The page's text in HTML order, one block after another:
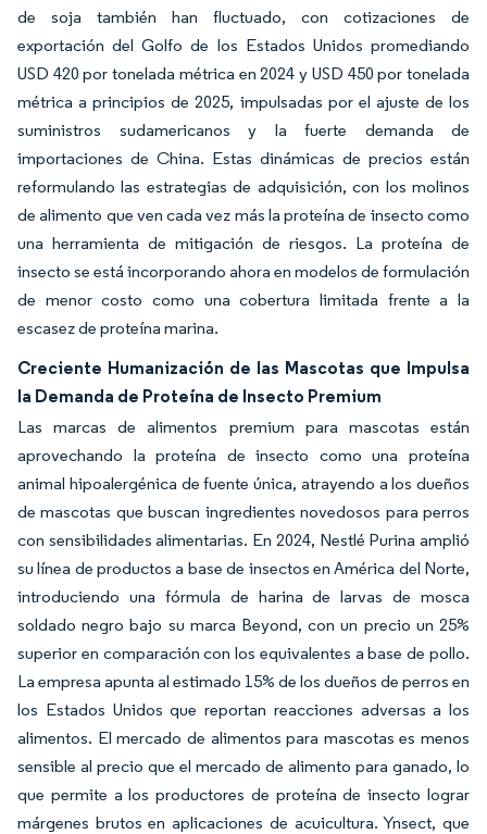
de soja también han fluctuado, con cotizaciones de
exportación del Golfo de los Estados Unidos promediando
USD 420 por tonelada métrica en 2024 y USD 450 por tonelada
métrica a principios de 2025, impulsadas por el ajuste de los
suministros sudamericanos y la fuerte demanda de
importaciones de China. Estas dinámicas de precios están
reformulando las estrategias de adquisición, con los molinos
de alimento que ven cada vez más la proteína de insecto como
una herramienta de mitigación de riesgos. La proteína de
insecto se está incorporando ahora en modelos de formulación
de menor costo como una cobertura limitada frente a la
escasez de proteína marina.
Creciente Humanización de las Mascotas que Impulsa
la Demanda de Proteína de Insecto Premium
Las marcas de alimentos premium para mascotas están
aprovechando la proteína de insecto como una proteína
animal hipoalergénica de fuente única, atrayendo a los dueños
de mascotas que buscan ingredientes novedosos para perros
con sensibilidades alimentarias. En 2024, Nestlé Purina amplió
su línea de productos a base de insectos en América del Norte,
introduciendo una fórmula de harina de larvas de mosca
soldado negro bajo su marca Beyond, con un precio un 25%
superior en comparación con los equivalentes a base de pollo.
La empresa apunta al estimado 15% de los dueños de perros en
los Estados Unidos que reportan reacciones adversas a los
alimentos. El mercado de alimentos para mascotas es menos
sensible al precio que el mercado de alimento para ganado, lo
que permite a los productores de proteína de insecto lograr
márgenes brutos en aplicaciones de acuicultura. Ynsect, que